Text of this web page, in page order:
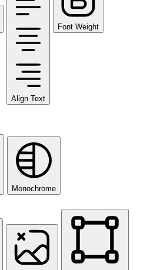
Align Text
Font Weight
Monochrome